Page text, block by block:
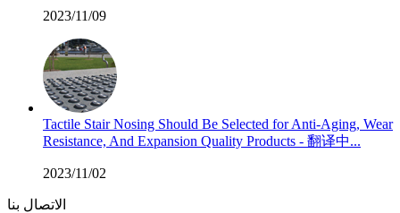
2023/11/09
Tactile Stair Nosing Should Be Selected for Anti-Aging, Wear
Resistance, And Expansion Quality Products - 翻译中...
2023/11/02
الاتصال بنا